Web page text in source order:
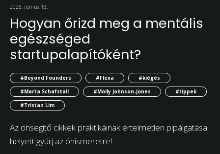
2025. június 13.
Hogyan őrizd meg a mentális
egészséged
startupalapítóként?
#Beyond Founders #Flexa
#kiégés
#Marta Schafstall
#Molly Johnson-Jones
#tippek
#Tristan Lim
Az önsegítő cikkek praktikáinak értelmetlen pipálgatása
helyett gyúrj az önismeretre!